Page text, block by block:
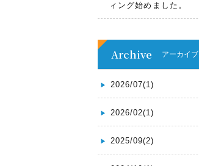
ィング始めました。
Archive アーカイブ
2026/07(1)
2026/02(1)
2025/09(2)